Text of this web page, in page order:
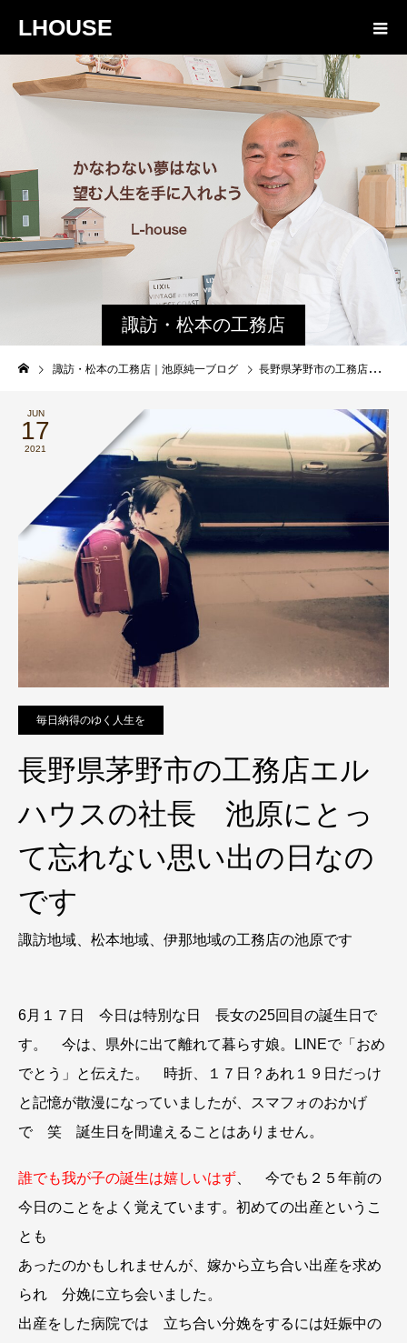
LHOUSE
諏訪・松本の工務店
の社長ブログ｜家族
諏訪・松本の工務店｜池原純一ブログ 長野県茅野市の工務店エルハウスの社長 池原にとって忘れない思い出の日なのです
JUN
17
2021
毎日納得のゆく人生を
長野県茅野市の工務店エル
ハウスの社長 池原にとっ
て忘れない思い出の日なの
です
諏訪地域、松本地域、伊那地域の工務店の池原です
6月１７日 今日は特別な日 長女の25回目の誕生日で
す。 今は、県外に出て離れて暮らす娘。LINEで「おめ
でとう」と伝えた。 時折、１７日？あれ１９日だっけ
と記憶が散漫になっていましたが、スマフォのおかげ
で 笑 誕生日を間違えることはありません。
誰でも我が子の誕生は嬉しいはず 、 今でも２５年前の
今日のことをよく覚えています。初めての出産というこ
とも
あったのかもしれませんが、嫁から立ち合い出産を求め
られ 分娩に立ち会いました。
出産をした病院では 立ち合い分娩をするには妊娠中の